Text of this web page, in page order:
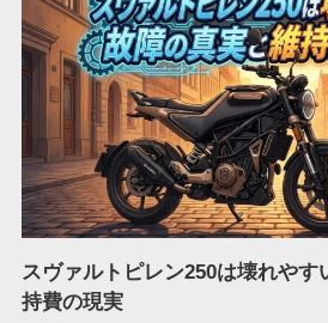
スヴァルトピレン250は壊れやす
持費の現実